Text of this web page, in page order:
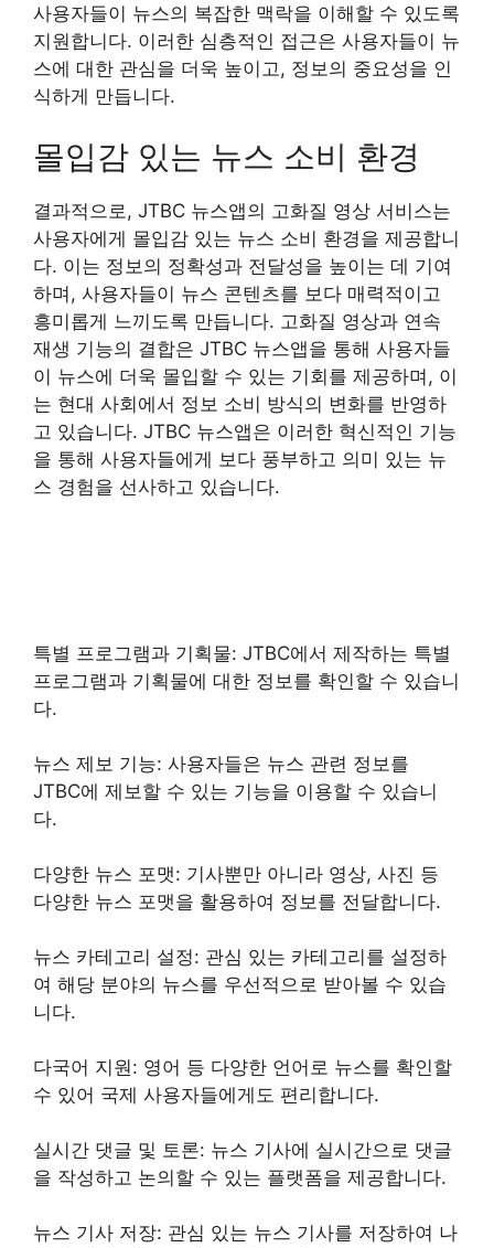
사용자들이 뉴스의 복잡한 맥락을 이해할 수 있도록
지원합니다. 이러한 심층적인 접근은 사용자들이 뉴
스에 대한 관심을 더욱 높이고, 정보의 중요성을 인
식하게 만듭니다.
몰입감 있는 뉴스 소비 환경
결과적으로, JTBC 뉴스앱의 고화질 영상 서비스는
사용자에게 몰입감 있는 뉴스 소비 환경을 제공합니
다. 이는 정보의 정확성과 전달성을 높이는 데 기여
하며, 사용자들이 뉴스 콘텐츠를 보다 매력적이고
흥미롭게 느끼도록 만듭니다. 고화질 영상과 연속
재생 기능의 결합은 JTBC 뉴스앱을 통해 사용자들
이 뉴스에 더욱 몰입할 수 있는 기회를 제공하며, 이
는 현대 사회에서 정보 소비 방식의 변화를 반영하
고 있습니다. JTBC 뉴스앱은 이러한 혁신적인 기능
을 통해 사용자들에게 보다 풍부하고 의미 있는 뉴
스 경험을 선사하고 있습니다.
특별 프로그램과 기획물: JTBC에서 제작하는 특별
프로그램과 기획물에 대한 정보를 확인할 수 있습니
다.
뉴스 제보 기능: 사용자들은 뉴스 관련 정보를
JTBC에 제보할 수 있는 기능을 이용할 수 있습니
다.
다양한 뉴스 포맷: 기사뿐만 아니라 영상, 사진 등
다양한 뉴스 포맷을 활용하여 정보를 전달합니다.
뉴스 카테고리 설정: 관심 있는 카테고리를 설정하
여 해당 분야의 뉴스를 우선적으로 받아볼 수 있습
니다.
다국어 지원: 영어 등 다양한 언어로 뉴스를 확인할
수 있어 국제 사용자들에게도 편리합니다.
실시간 댓글 및 토론: 뉴스 기사에 실시간으로 댓글
을 작성하고 논의할 수 있는 플랫폼을 제공합니다.
뉴스 기사 저장: 관심 있는 뉴스 기사를 저장하여 나